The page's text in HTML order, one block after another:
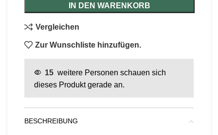
IN DEN WARENKORB
Vergleichen
Zur Wunschliste hinzufügen.
15 weitere Personen schauen sich
dieses Produkt gerade an.
BESCHREIBUNG